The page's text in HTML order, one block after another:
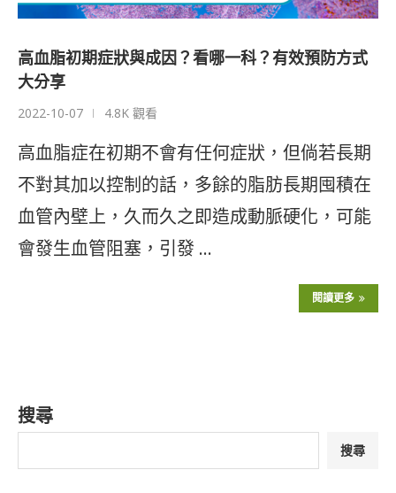
高血脂初期症狀與成因？看哪一科？有效預防方式
大分享
2022-10-07 4.8K 觀看
高血脂症在初期不會有任何症狀，但倘若長期
不對其加以控制的話，多餘的脂肪長期囤積在
血管內壁上，久而久之即造成動脈硬化，可能
會發生血管阻塞，引發 …
閱讀更多
搜尋
搜尋